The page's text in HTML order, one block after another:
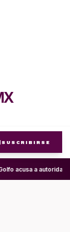
SUSCRIBIRSE
acusa a